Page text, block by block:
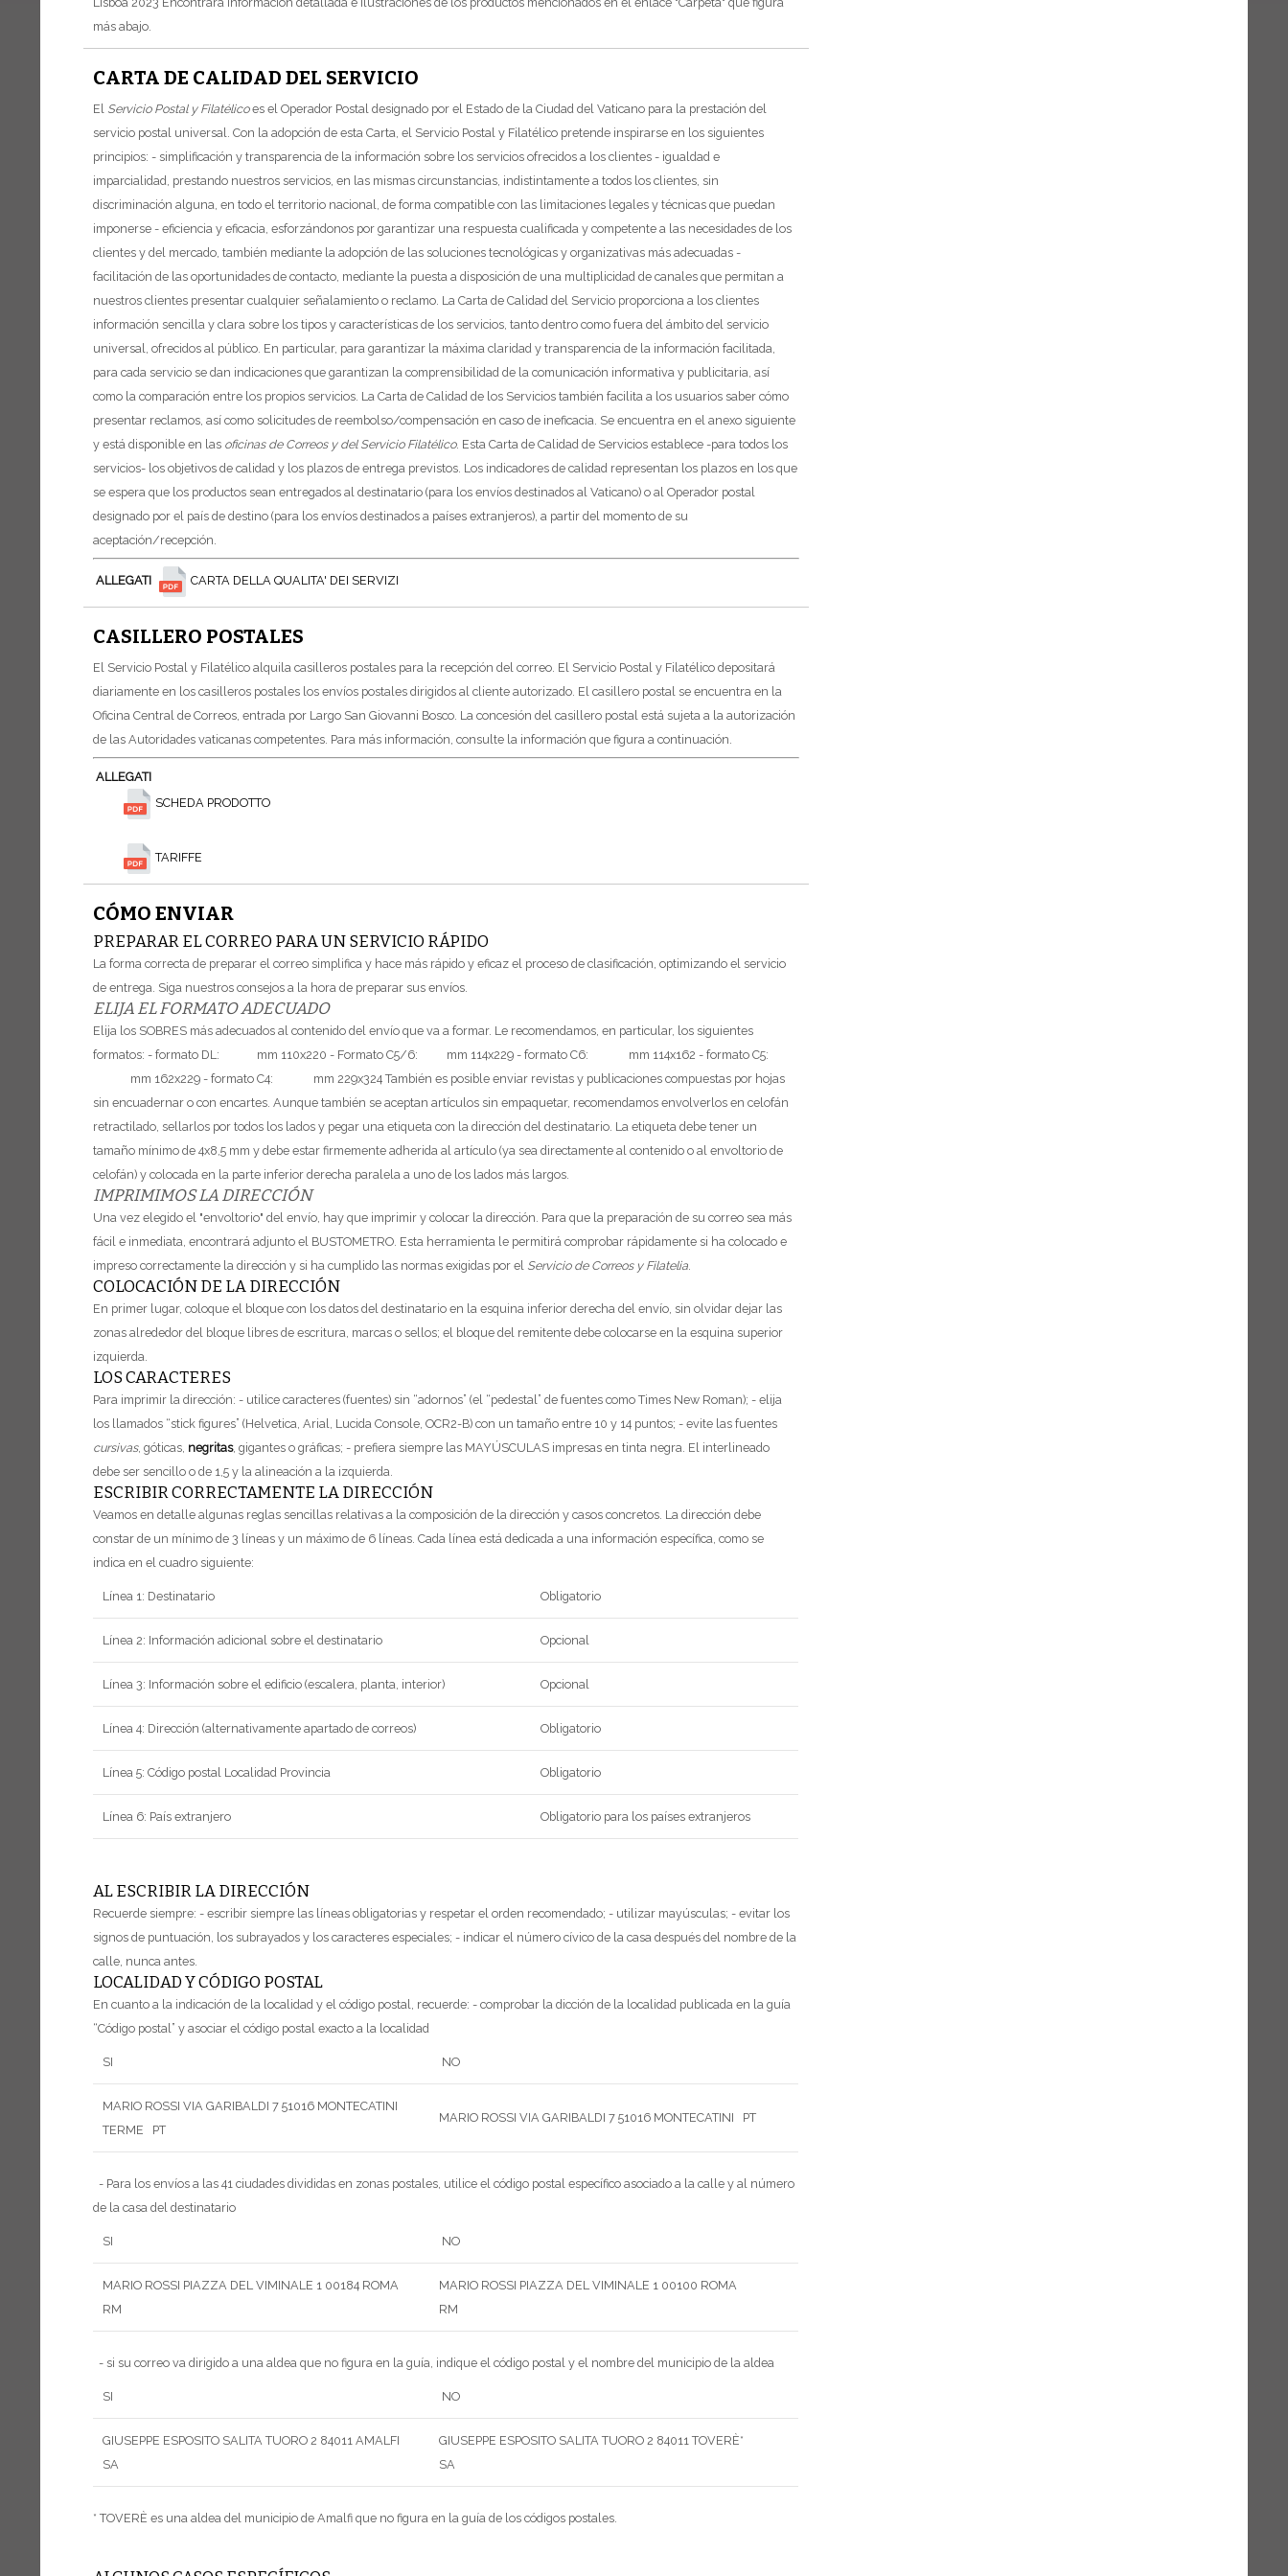
más abajo.
CARTA DE CALIDAD DEL SERVICIO
El Servicio Postal y Filatélicoes el Operador Postal designado por el Estado de la Ciudad del Vaticano para la prestación del
servicio postal universal. Con la adopción de esta Carta, el Servicio Postal y Filatélico pretende inspirarse en los siguientes
principios: - simplificación y transparencia de la información sobre los servicios ofrecidos a los clientes - igualdad e
imparcialidad, prestando nuestros servicios, en las mismas circunstancias, indistintamente a todos los clientes, sin
discriminación alguna, en todo el territorio nacional, de forma compatible con las limitaciones legales y técnicas que puedan
imponerse - eficiencia y eficacia, esforzándonos por garantizar una respuesta cualificada y competente a las necesidades de los
clientes y del mercado, también mediante la adopción de las soluciones tecnológicas y organizativas más adecuadas -
facilitación de las oportunidades de contacto, mediante la puesta a disposición de una multiplicidad de canales que permitan a
nuestros clientes presentar cualquier señalamiento o reclamo. La Carta de Calidad del Servicio proporciona a los clientes
información sencilla y clara sobre los tipos y características de los servicios, tanto dentro como fuera del ámbito del servicio
universal, ofrecidos al público. En particular, para garantizar la máxima claridad y transparencia de la información facilitada,
para cada servicio se dan indicaciones que garantizan la comprensibilidad de la comunicación informativa y publicitaria, así
como la comparación entre los propios servicios. La Carta de Calidad de los Servicios también facilita a los usuarios saber cómo
presentar reclamos, así como solicitudes de reembolso/compensación en caso de ineficacia. Se encuentra en el anexo siguiente
y está disponible en las oficinas de Correos y del Servicio Filatélico. Esta Carta de Calidad de Servicios establece -para todos los
servicios- los objetivos de calidad y los plazos de entrega previstos. Los indicadores de calidad representan los plazos en los que
se espera que los productos sean entregados al destinatario (para los envíos destinados al Vaticano) o al Operador postal
designado por el país de destino (para los envíos destinados a países extranjeros), a partir del momento de su
aceptación/recepción.
ALLEGATI CARTA DELLA QUALITA' DEI SERVIZI
CASILLERO POSTALES
El Servicio Postal y Filatélico alquila casilleros postales para la recepción del correo. El Servicio Postal y Filatélico depositará
diariamente en los casilleros postales los envíos postales dirigidos al cliente autorizado. El casillero postal se encuentra en la
Oficina Central de Correos, entrada por Largo San Giovanni Bosco. La concesión del casillero postal está sujeta a la autorización
de las Autoridades vaticanas competentes. Para más información, consulte la información que figura a continuación.
ALLEGATI
SCHEDA PRODOTTO
TARIFFE
CÓMO ENVIAR
PREPARAR EL CORREO PARA UN SERVICIO RÁPIDO
La forma correcta de preparar el correo simplifica y hace más rápido y eficaz el proceso de clasificación, optimizando el servicio
de entrega. Siga nuestros consejos a la hora de preparar sus envíos.
ELIJA EL FORMATO ADECUADO
Elija los SOBRES más adecuados al contenido del envío que va a formar. Le recomendamos, en particular, los siguientes
formatos: - formato DL: mm 110x220 - Formato C5/6: mm 114x229 - formato C6: mm 114x162 - formato C5:
mm 162x229 - formato C4: mm 229x324 También es posible enviar revistas y publicaciones compuestas por hojas
sin encuadernar o con encartes. Aunque también se aceptan artículos sin empaquetar, recomendamos envolverlos en celofán
retractilado, sellarlos por todos los lados y pegar una etiqueta con la dirección del destinatario. La etiqueta debe tener un
tamaño mínimo de 4x8,5 mm y debe estar firmemente adherida al artículo (ya sea directamente al contenido o al envoltorio de
celofán) y colocada en la parte inferior derecha paralela a uno de los lados más largos.
IMPRIMIMOS LA DIRECCIÓN
Una vez elegido el "envoltorio" del envío, hay que imprimir y colocar la dirección. Para que la preparación de su correo sea más
fácil e inmediata, encontrará adjunto el BUSTOMETRO. Esta herramienta le permitirá comprobar rápidamente si ha colocado e
impreso correctamente la dirección y si ha cumplido las normas exigidas por el Servicio de Correos y Filatelia.
COLOCACIÓN DE LA DIRECCIÓN
En primer lugar, coloque el bloque con los datos del destinatario en la esquina inferior derecha del envío, sin olvidar dejar las
zonas alrededor del bloque libres de escritura, marcas o sellos; el bloque del remitente debe colocarse en la esquina superior
izquierda.
LOS CARACTERES
Para imprimir la dirección: - utilice caracteres (fuentes) sin “adornos” (el “pedestal” de fuentes como Times New Roman); - elija
los llamados “stick figures” (Helvetica, Arial, Lucida Console, OCR2-B) con un tamaño entre 10 y 14 puntos; - evite las fuentes
cursivas, góticas, negritas, gigantes o gráficas; - prefiera siempre las MAYÚSCULAS impresas en tinta negra. El interlineado
debe ser sencillo o de 1,5 y la alineación a la izquierda.
ESCRIBIR CORRECTAMENTE LA DIRECCIÓN
Veamos en detalle algunas reglas sencillas relativas a la composición de la dirección y casos concretos. La dirección debe
constar de un mínimo de 3 líneas y un máximo de 6 líneas. Cada línea está dedicada a una información específica, como se
indica en el cuadro siguiente:
Línea 1: Destinatario Obligatorio
Línea 2: Información adicional sobre el destinatario Opcional
Línea 3: Información sobre el edificio (escalera, planta, interior) Opcional
Línea 4: Dirección (alternativamente apartado de correos) Obligatorio
Línea 5: Código postal Localidad Provincia Obligatorio
Línea 6: País extranjero Obligatorio para los países extranjeros
AL ESCRIBIR LA DIRECCIÓN
Recuerde siempre: - escribir siempre las líneas obligatorias y respetar el orden recomendado; - utilizar mayúsculas; - evitar los
signos de puntuación, los subrayados y los caracteres especiales; - indicar el número cívico de la casa después del nombre de la
calle, nunca antes.
LOCALIDAD Y CÓDIGO POSTAL
En cuanto a la indicación de la localidad y el código postal, recuerde: - comprobar la dicción de la localidad publicada en la guía
“Código postal” y asociar el código postal exacto a la localidad
SI NO
MARIO ROSSI VIA GARIBALDI 7 51016 MONTECATINI
TERME PT
MARIO ROSSI VIA GARIBALDI 7 51016 MONTECATINI PT
- Para los envíos a las 41 ciudades divididas en zonas postales, utilice el código postal específico asociado a la calle y al número
de la casa del destinatario
SI NO
MARIO ROSSI PIAZZA DEL VIMINALE 1 00184 ROMA
RM
MARIO ROSSI PIAZZA DEL VIMINALE 1 00100 ROMA
RM
- si su correo va dirigido a una aldea que no figura en la guía, indique el código postal y el nombre del municipio de la aldea
SI NO
GIUSEPPE ESPOSITO SALITA TUORO 2 84011 AMALFI
SA
GIUSEPPE ESPOSITO SALITA TUORO 2 84011 TOVERÈ*
SA
* TOVERÈ es una aldea del municipio de Amalfi que no figura en la guía de los códigos postales.